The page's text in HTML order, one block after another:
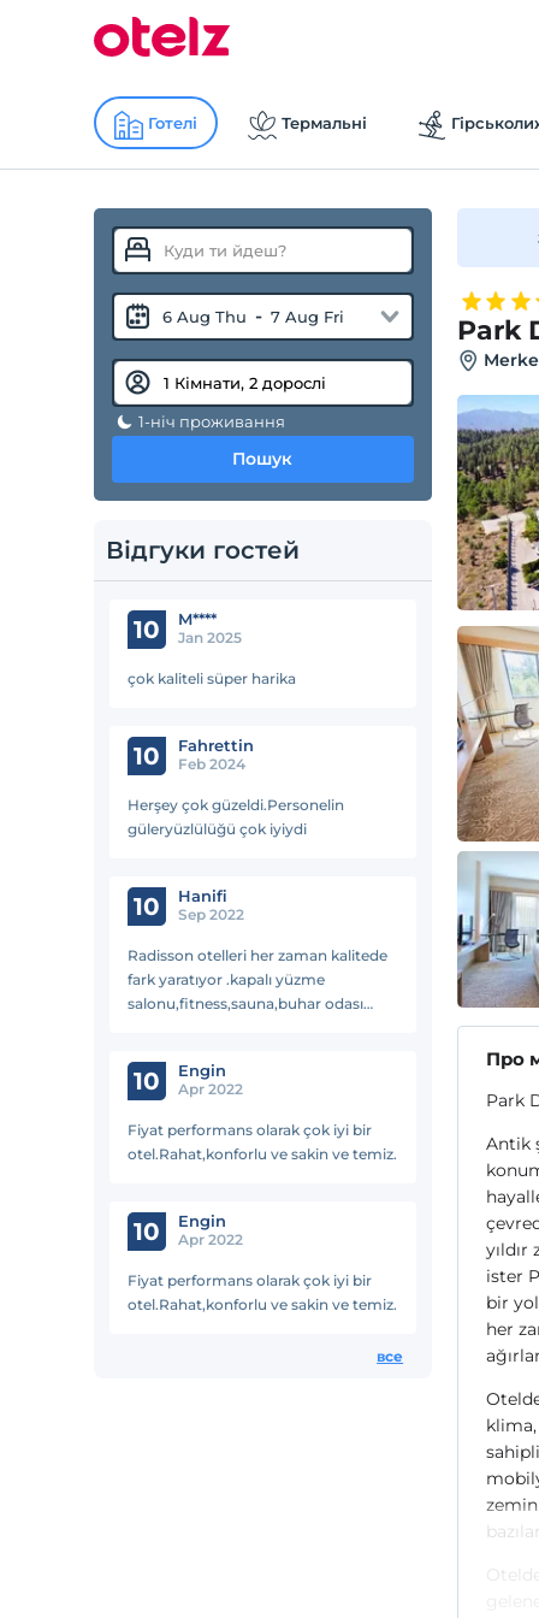
Готелі Термальні
6 Aug Thu - 7 Aug Fri
1-ніч проживання
Пошук
Відгуки гостей
10 M****
Jan 2025
çok kaliteli süper harika
10 Fahrettin
Feb 2024
Herşey çok güzeldi.Personelin
güleryüzlülüğü çok iyiydi
10 Hanifi
Sep 2022
Radisson otelleri her zaman kalitede
fark yaratıyor .kapalı yüzme
salonu,fitness,sauna,buhar odası
otobüsüyle kolay kizalaya inmek
mümkün.
10 Engin
Apr 2022
Fiyat performans olarak çok iyi bir
otel.Rahat,konforlu ve sakin ve temiz.
10 Engin
Apr 2022
Fiyat performans olarak çok iyi bir
otel.Rahat,konforlu ve sakin ve temiz.
все
Park
Про
Park
Antik
ister
bir
her